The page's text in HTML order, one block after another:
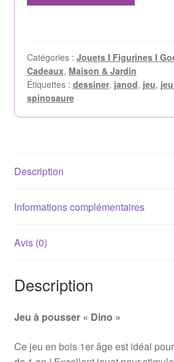
Catégories : Jouets I Figurines I
Cadeaux, Maison & Jardin
Étiquettes : dessiner, janod, jeu,
spinosaure
Description
Informations complémentaires
Avis (0)
Description
Jeu à pousser « Dino »
Ce jeu en bois 1er âge est idéal